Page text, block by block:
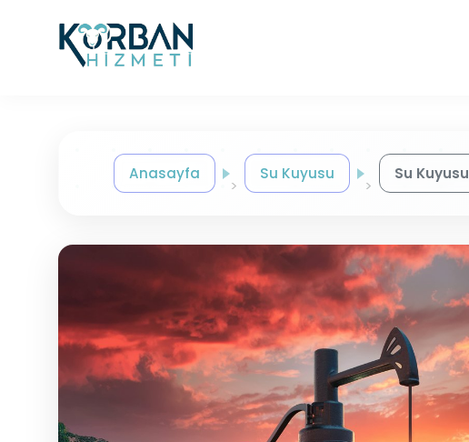
Anasayfa Su Kuyusu Su Kuyusu